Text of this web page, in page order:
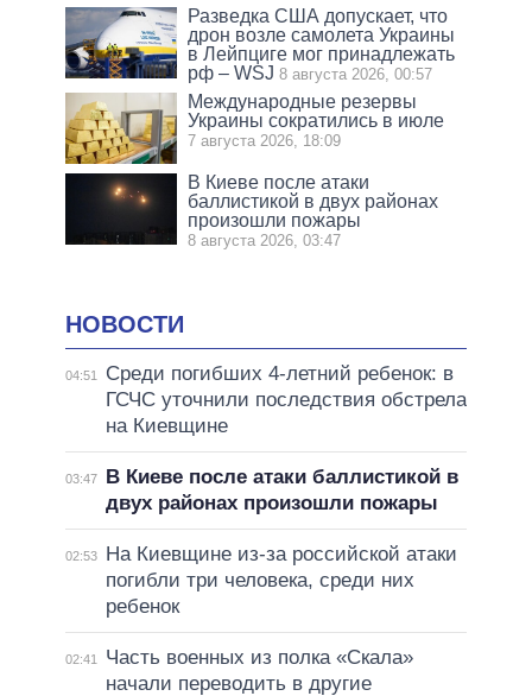
Разведка США допускает, что
дрон возле самолета Украины
в Лейпциге мог принадлежать
рф – WSJ 8 августа 2026, 00:57
Международные резервы
Украины сократились в июле
7 августа 2026, 18:09
В Киеве после атаки
баллистикой в двух районах
произошли пожары
8 августа 2026, 03:47
НОВОСТИ
04:51
Среди погибших 4-летний ребенок: в
ГСЧС уточнили последствия обстрела
на Киевщине
03:47
В Киеве после атаки баллистикой в
двух районах произошли пожары
02:53
На Киевщине из-за российской атаки
погибли три человека, среди них
ребенок
02:41
Часть военных из полка «Скала»
начали переводить в другие